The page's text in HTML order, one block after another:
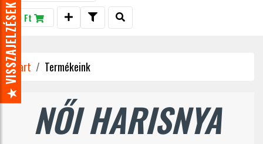
0 Ft
Start Termékeink
NŐI HARISNYA
★ VISSZAJELZÉSEK